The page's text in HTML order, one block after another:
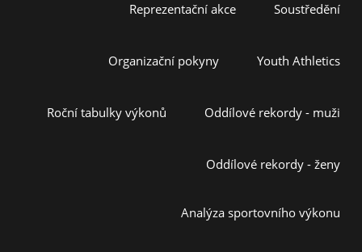
Reprezentační akce Soustředění
Organizační pokyny Youth Athletics
Roční tabulky výkonů Oddílové rekordy - muži
Oddílové rekordy - ženy
Analýza sportovního výkonu